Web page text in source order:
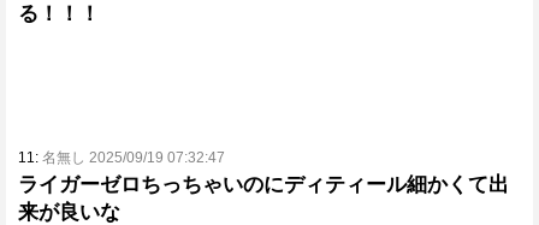
る！！！
11: 名無し 2025/09/19 07:32:47
ライガーゼロちっちゃいのにディティール細かくて出
来が良いな